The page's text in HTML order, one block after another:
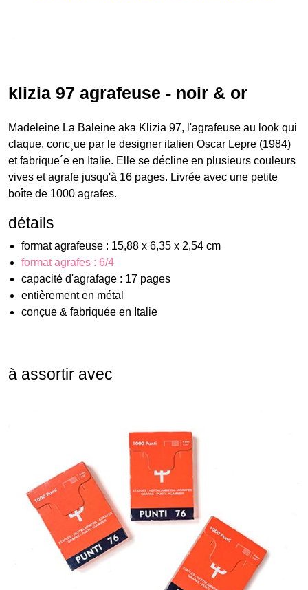
klizia 97 agrafeuse - noir & or
Madeleine La Baleine aka Klizia 97, l'agrafeuse au look qui
claque, conc¸ue par le designer italien Oscar Lepre (1984)
et fabrique´e en Italie. Elle se décline en plusieurs couleurs
vives et agrafe jusqu'à 16 pages. Livrée avec une petite
boîte de 1000 agrafes.
détails
format agrafeuse : 15,88 x 6,35 x 2,54 cm
format agrafes : 6/4
capacité d'agrafage : 17 pages
entièrement en métal
conçue & fabriquée en Italie
à assortir avec